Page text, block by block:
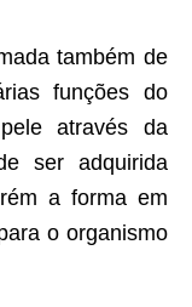
também de
funções do
através da
ser adquirida
a forma em
o organismo